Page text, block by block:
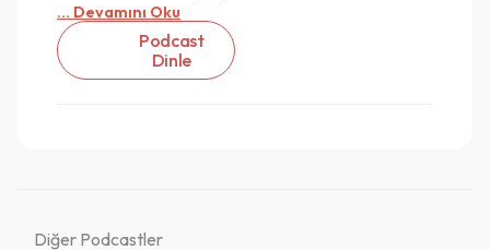
... Devamını Oku
Podcast
Dinle
Diğer Podcastler